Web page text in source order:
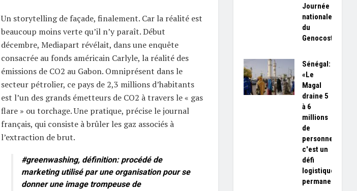
Un storytelling de façade, finalement. Car la réalité est
beaucoup moins verte qu’il n’y paraît. Début
décembre, Mediapart révélait, dans une enquête
consacrée au fonds américain Carlyle, la réalité des
émissions de CO2 au Gabon. Omniprésent dans le
secteur pétrolier, ce pays de 2,3 millions d’habitants
est l’un des grands émetteurs de CO2 à travers le « gas
flare » ou torchage. Une pratique, précise le journal
français, qui consiste à brûler les gaz associés à
l’extraction de brut.
#greenwashing, définition: procédé de
marketing utilisé par une organisation pour se
donner une image trompeuse de
Journée
nationale
du
Genocost
Sénégal:
«Le
Magal
draine 5
à 6
millions
de
personnes,
c'est un
défi
logistique
permanent»